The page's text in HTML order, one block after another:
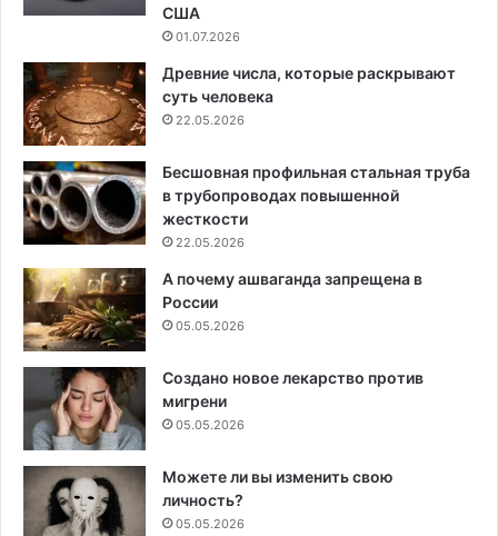
США
01.07.2026
Древние числа, которые раскрывают
суть человека
22.05.2026
Бесшовная профильная стальная труба
в трубопроводах повышенной
жесткости
22.05.2026
А почему ашваганда запрещена в
России
05.05.2026
Создано новое лекарство против
мигрени
05.05.2026
Можете ли вы изменить свою
личность?
05.05.2026